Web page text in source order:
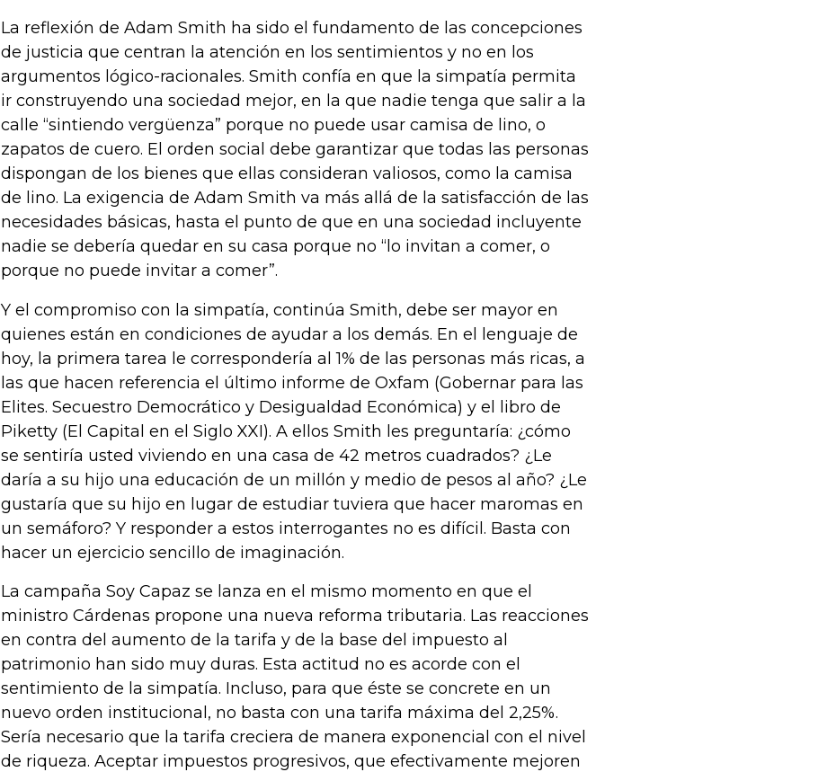
La reflexión de Adam Smith ha sido el fundamento de las concepciones
de justicia que centran la atención en los sentimientos y no en los
argumentos lógico-racionales. Smith confía en que la simpatía permita
ir construyendo una sociedad mejor, en la que nadie tenga que salir a la
calle “sintiendo vergüenza” porque no puede usar camisa de lino, o
zapatos de cuero. El orden social debe garantizar que todas las personas
dispongan de los bienes que ellas consideran valiosos, como la camisa
de lino. La exigencia de Adam Smith va más allá de la satisfacción de las
necesidades básicas, hasta el punto de que en una sociedad incluyente
nadie se debería quedar en su casa porque no “lo invitan a comer, o
porque no puede invitar a comer”.
Y el compromiso con la simpatía, continúa Smith, debe ser mayor en
quienes están en condiciones de ayudar a los demás. En el lenguaje de
hoy, la primera tarea le correspondería al 1% de las personas más ricas, a
las que hacen referencia el último informe de Oxfam (Gobernar para las
Elites. Secuestro Democrático y Desigualdad Económica) y el libro de
Piketty (El Capital en el Siglo XXI). A ellos Smith les preguntaría: ¿cómo
se sentiría usted viviendo en una casa de 42 metros cuadrados? ¿Le
daría a su hijo una educación de un millón y medio de pesos al año? ¿Le
gustaría que su hijo en lugar de estudiar tuviera que hacer maromas en
un semáforo? Y responder a estos interrogantes no es difícil. Basta con
hacer un ejercicio sencillo de imaginación.
La campaña Soy Capaz se lanza en el mismo momento en que el
ministro Cárdenas propone una nueva reforma tributaria. Las reacciones
en contra del aumento de la tarifa y de la base del impuesto al
patrimonio han sido muy duras. Esta actitud no es acorde con el
sentimiento de la simpatía. Incluso, para que éste se concrete en un
nuevo orden institucional, no basta con una tarifa máxima del 2,25%.
Sería necesario que la tarifa creciera de manera exponencial con el nivel
de riqueza. Aceptar impuestos progresivos, que efectivamente mejoren